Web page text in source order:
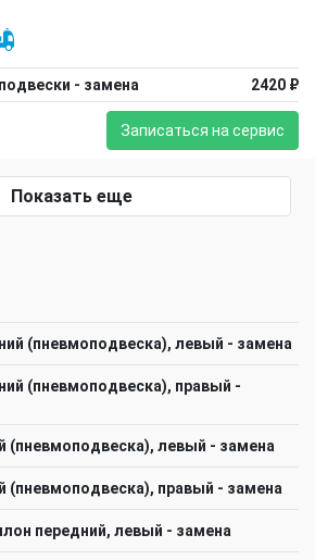
- замена 2420 ₽
Записаться на сервис
Показать еще
(пневмоподвеска), левый - замена
(пневмоподвеска), правый -
(пневмоподвеска), левый - замена
(пневмоподвеска), правый - замена
передний, левый - замена